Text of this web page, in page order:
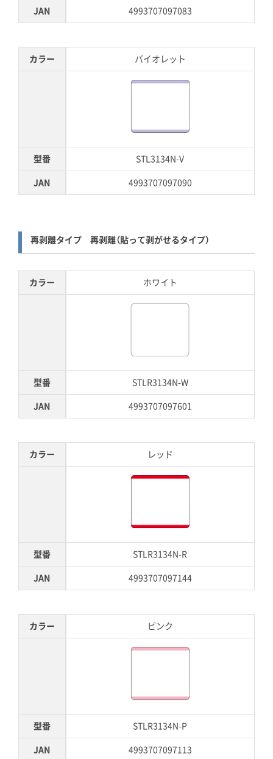
JAN 4993707097083
カラー
型番
JAN
バイオレット
STL3134N-V
4993707097090
再剥離タイプ 再剥離（貼って剥がせるタイプ）
カラー
型番
JAN
ホワイト
STLR3134N-W
4993707097601
カラー
型番
JAN
レッド
STLR3134N-R
4993707097144
カラー
型番
JAN
ピンク
STLR3134N-P
4993707097113